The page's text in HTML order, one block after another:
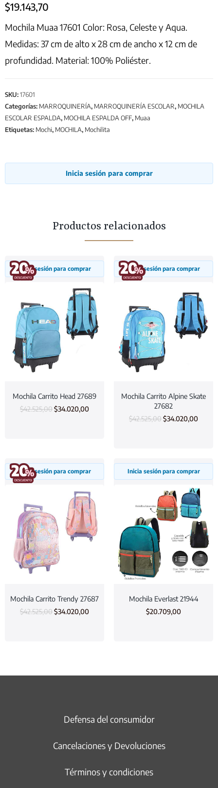
$19.143,70
Mochila Muaa 17601 Color: Rosa, Celeste y Aqua.
Medidas: 37 cm de alto x 28 cm de ancho x 12 cm de
profundidad. Material: 100% Poliéster.
SKU:17601
Categorías: MARROQUINERÍA, MARROQUINERÍA ESCOLAR, MOCHILA
ESCOLAR ESPALDA, MOCHILA ESPALDA OFF, Muaa
Etiquetas: Mochi, MOCHILA, Mochilita
Inicia sesión para comprar
Productos relacionados
Inicia sesión para comprar
Mochila Carrito Head 27689
$42.525,00$34.020,00
Inicia sesión para comprar
Mochila Carrito Alpine Skate
27682
$42.525,00$34.020,00
Inicia sesión para comprar
Mochila Carrito Trendy 27687
$42.525,00$34.020,00
Inicia sesión para comprar
Mochila Everlast 21944
$20.709,00
Defensa del consumidor
Cancelaciones y Devoluciones
Términos y condiciones